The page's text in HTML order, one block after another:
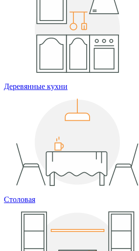
Деревянные кухни
Столовая